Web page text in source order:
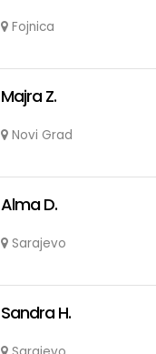
Fojnica
Majra Z.
Novi Grad
Alma D.
Sarajevo
Sandra H.